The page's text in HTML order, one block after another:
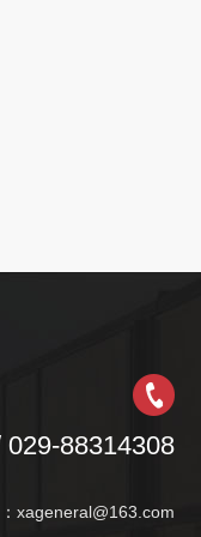
88314308
xageneral@163.com